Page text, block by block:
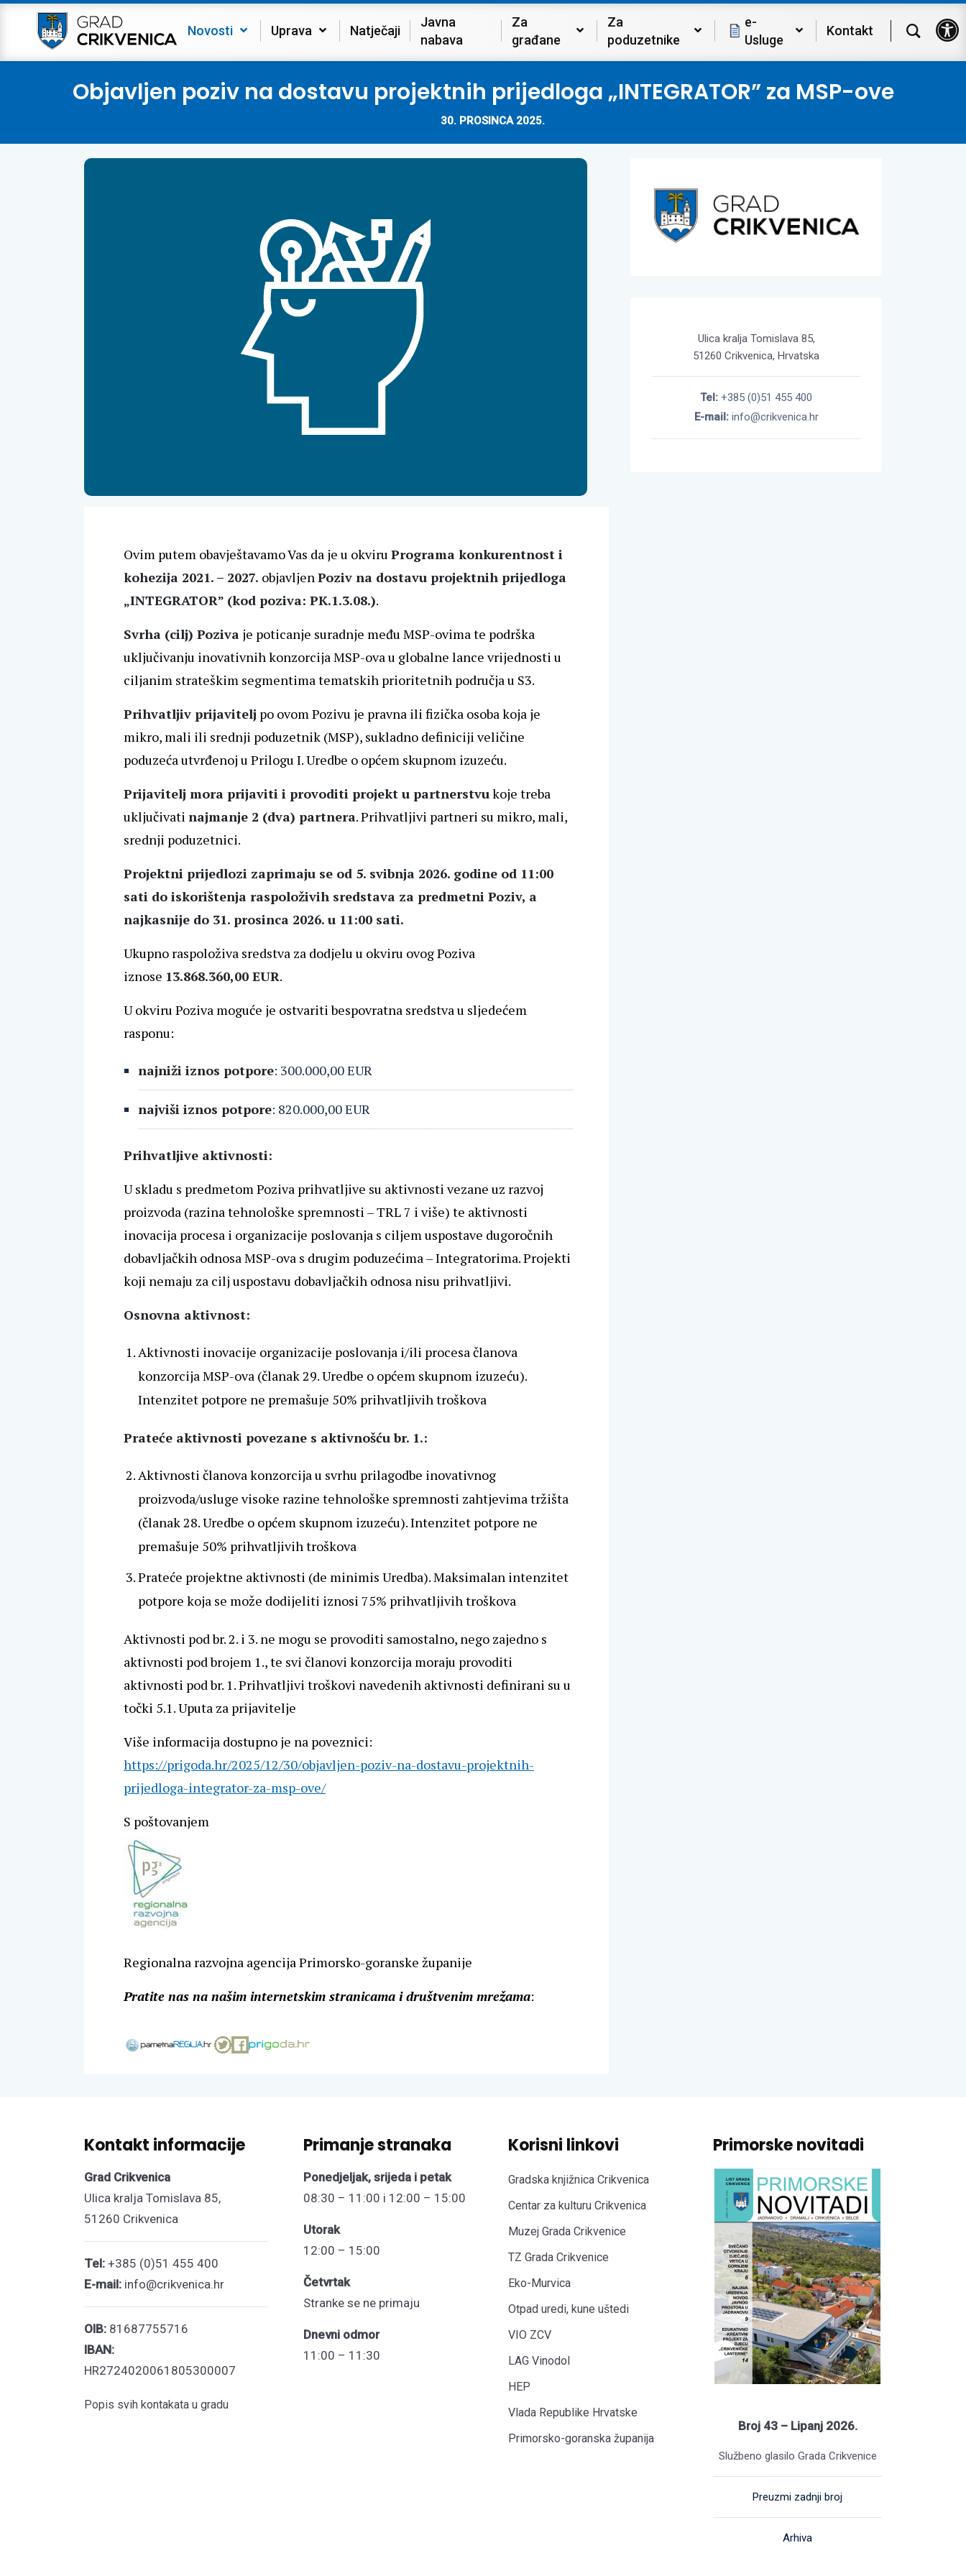
Novosti Uprava Natječaji
Javna
nabava
Za
građane
Za
poduzetnike
e-
Usluge
Kontakt
Objavljen poziv na dostavu projektnih prijedloga „INTEGRATOR” za MSP-ove
30. PROSINCA 2025.
Ovim putem obavještavamo Vas da je u okviru Programa konkurentnost i
kohezija 2021. – 2027. objavljenPoziv na dostavu projektnih prijedloga
„INTEGRATOR” (kod poziva: PK.1.3.08.).
Svrha (cilj) Poziva je poticanje suradnje među MSP-ovima te podrška
uključivanju inovativnih konzorcija MSP-ova u globalne lance vrijednosti u
ciljanim strateškim segmentima tematskih prioritetnih područja u S3.
Prihvatljiv prijavitelj po ovom Pozivu je pravna ili fizička osoba koja je
mikro, mali ili srednji poduzetnik (MSP), sukladno definiciji veličine
poduzeća utvrđenoj u Prilogu I. Uredbe o općem skupnom izuzeću.
Prijavitelj mora prijaviti i provoditi projekt u partnerstvukoje treba
uključivati najmanje 2 (dva) partnera. Prihvatljivi partneri su mikro, mali,
srednji poduzetnici.
Projektni prijedlozi zaprimaju se od 5. svibnja 2026. godine od 11:00
sati do iskorištenja raspoloživih sredstava za predmetni Poziv, a
najkasnije do 31. prosinca 2026. u 11:00 sati.
Ukupno raspoloživa sredstva za dodjelu u okviru ovog Poziva
iznose 13.868.360,00 EUR.
U okviru Poziva moguće je ostvariti bespovratna sredstva u sljedećem
rasponu:
najniži iznos potpore: 300.000,00 EUR
najviši iznos potpore: 820.000,00 EUR
Prihvatljive aktivnosti:
U skladu s predmetom Poziva prihvatljive su aktivnosti vezane uz razvoj
proizvoda (razina tehnološke spremnosti – TRL 7 i više) te aktivnosti
inovacija procesa i organizacije poslovanja s ciljem uspostave dugoročnih
dobavljačkih odnosa MSP-ova s drugim poduzećima – Integratorima. Projekti
koji nemaju za cilj uspostavu dobavljačkih odnosa nisu prihvatljivi.
Osnovna aktivnost:
Aktivnosti inovacije organizacije poslovanja i/ili procesa članova
konzorcija MSP-ova (članak 29. Uredbe o općem skupnom izuzeću).
Intenzitet potpore ne premašuje 50% prihvatljivih troškova
Prateće aktivnosti povezane s aktivnošću br. 1.:
Aktivnosti članova konzorcija u svrhu prilagodbe inovativnog
proizvoda/usluge visoke razine tehnološke spremnosti zahtjevima tržišta
(članak 28. Uredbe o općem skupnom izuzeću). Intenzitet potpore ne
premašuje 50% prihvatljivih troškova
Prateće projektne aktivnosti (de minimis Uredba). Maksimalan intenzitet
potpore koja se može dodijeliti iznosi 75% prihvatljivih troškova
Aktivnosti pod br. 2. i 3. ne mogu se provoditi samostalno, nego zajedno s
aktivnosti pod brojem 1., te svi članovi konzorcija moraju provoditi
aktivnosti pod br. 1. Prihvatljivi troškovi navedenih aktivnosti definirani su u
točki 5.1. Uputa za prijavitelje
Više informacija dostupno je na poveznici:
https://prigoda.hr/2025/12/30/objavljen-poziv-na-dostavu-projektnih-
prijedloga-integrator-za-msp-ove/
S poštovanjem
Regionalna razvojna agencija Primorsko-goranske županije
Pratite nas na našim internetskim stranicama i društvenim mrežama:
Ulica kralja Tomislava 85,
51260 Crikvenica, Hrvatska
Tel: +385 (0)51 455 400
E-mail:info@crikvenica.hr
Kontakt informacije
Grad Crikvenica
Ulica kralja Tomislava 85,
51260 Crikvenica
Tel: +385 (0)51 455 400
E-mail: info@crikvenica.hr
OIB: 81687755716
IBAN:
HR2724020061805300007
Popis svih kontakata u gradu
Primanje stranaka
Ponedjeljak, srijeda i petak
08:30 – 11:00 i 12:00 – 15:00
Utorak
12:00 – 15:00
Četvrtak
Stranke se ne primaju
Dnevni odmor
11:00 – 11:30
Korisni linkovi
Gradska knjižnica Crikvenica
Centar za kulturu Crikvenica
Muzej Grada Crikvenice
TZ Grada Crikvenice
Eko-Murvica
Otpad uredi, kune uštedi
VIO ZCV
LAG Vinodol
HEP
Vlada Republike Hrvatske
Primorsko-goranska županija
Primorske novitadi
Broj 43 – Lipanj 2026.
Službeno glasilo Grada Crikvenice
Preuzmi zadnji broj
Arhiva